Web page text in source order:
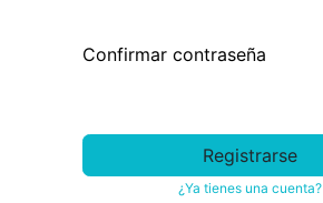
Confirmar contraseña
Registrarse
¿Ya tienes una cuenta?